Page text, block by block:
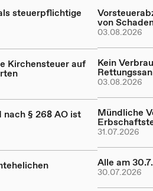
steuerpflichtige
Kirchensteuer auf
§ 268 AO ist
von
03.08.2026
Kein
03.08.2026
Mündliche
31.07.2026
Alle am
30.07.2026